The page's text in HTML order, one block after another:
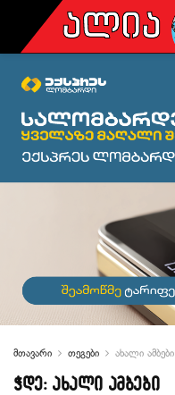
მთავარი თეგები ახალი ამბები
ჭდე: ახალი ამბები